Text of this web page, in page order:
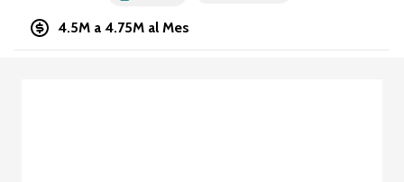
4.5M a 4.75M al Mes